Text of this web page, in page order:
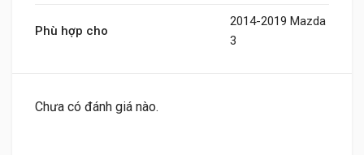
Phù hợp cho
2014-2019 Mazda
3
Chưa có đánh giá nào.